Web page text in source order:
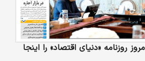
روزنامه «دنیای‌ اقتصاد» را اینجا